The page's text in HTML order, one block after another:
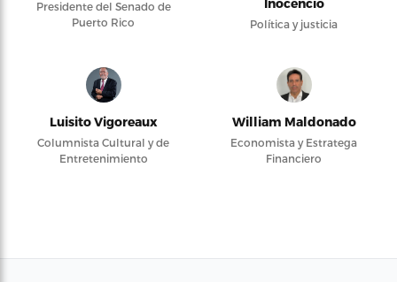
Presidente del Senado de
Puerto Rico
Inocencio
Política y justicia
Luisito Vigoreaux
Columnista Cultural y de
Entretenimiento
William Maldonado
Economista y Estratega
Financiero